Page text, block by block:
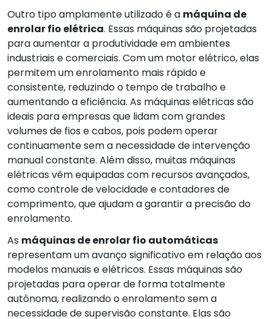
Outro tipo amplamente utilizado é a máquina de
enrolar fio elétrica. Essas máquinas são projetadas
para aumentar a produtividade em ambientes
industriais e comerciais. Com um motor elétrico, elas
permitem um enrolamento mais rápido e
consistente, reduzindo o tempo de trabalho e
aumentando a eficiência. As máquinas elétricas são
ideais para empresas que lidam com grandes
volumes de fios e cabos, pois podem operar
continuamente sem a necessidade de intervenção
manual constante. Além disso, muitas máquinas
elétricas vêm equipadas com recursos avançados,
como controle de velocidade e contadores de
comprimento, que ajudam a garantir a precisão do
enrolamento.
As máquinas de enrolar fio automáticas
representam um avanço significativo em relação aos
modelos manuais e elétricos. Essas máquinas são
projetadas para operar de forma totalmente
autônoma, realizando o enrolamento sem a
necessidade de supervisão constante. Elas são